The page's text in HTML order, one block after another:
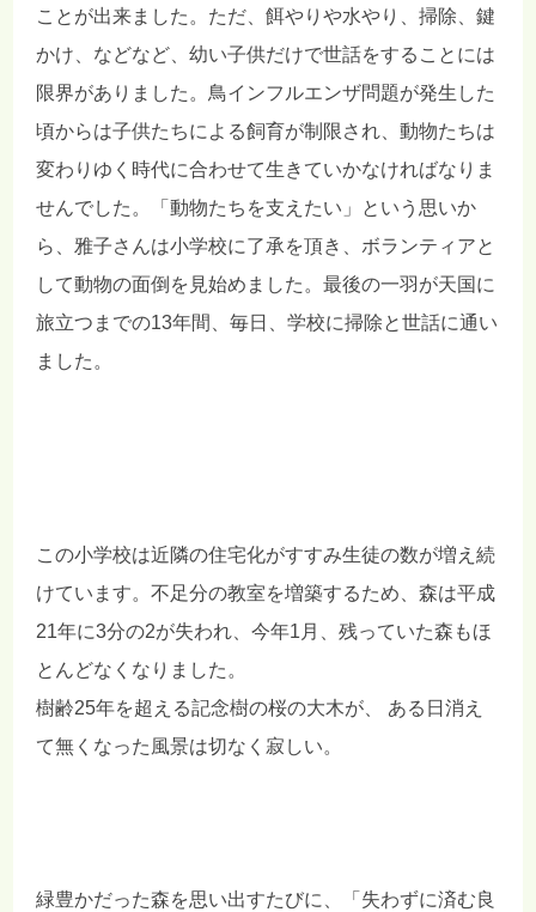
ことが出来ました。ただ、餌やりや水やり、掃除、鍵
かけ、などなど、幼い子供だけで世話をすることには
限界がありました。鳥インフルエンザ問題が発生した
頃からは子供たちによる飼育が制限され、動物たちは
変わりゆく時代に合わせて生きていかなければなりま
せんでした。「動物たちを支えたい」という思いか
ら、雅子さんは小学校に了承を頂き、ボランティアと
して動物の面倒を見始めました。最後の一羽が天国に
旅立つまでの13年間、毎日、学校に掃除と世話に通い
ました。
この小学校は近隣の住宅化がすすみ生徒の数が増え続
けています。不足分の教室を増築するため、森は平成
21年に3分の2が失われ、今年1月、残っていた森もほ
とんどなくなりました。
樹齢25年を超える記念樹の桜の大木が、 ある日消え
て無くなった風景は切なく寂しい。
緑豊かだった森を思い出すたびに、「失わずに済む良